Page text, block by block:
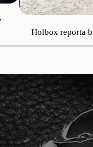
Holbox reporta